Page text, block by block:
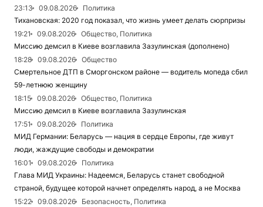
23:13
09.08.2026
Политика
Тихановская: 2020 год показал, что жизнь умеет делать сюрпризы
19:21
09.08.2026
Общество, Политика
Миссию демсил в Киеве возглавила Зазулинская (дополнено)
18:28
09.08.2026
Общество
Смертельное ДТП в Сморгонском районе — водитель мопеда сбил
59-летнюю женщину
18:15
09.08.2026
Общество, Политика
Миссию демсил в Киеве возглавила Зазулинская
17:51
09.08.2026
Политика
МИД Германии: Беларусь — нация в сердце Европы, где живут
люди, жаждущие свободы и демократии
16:01
09.08.2026
Политика
Глава МИД Украины: Надеемся, Беларусь станет свободной
страной, будущее которой начнет определять народ, а не Москва
15:22
09.08.2026
Безопасность, Политика